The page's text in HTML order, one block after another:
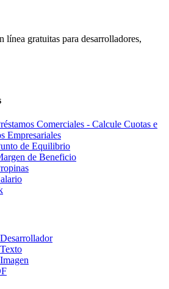
línea gratuitas para desarrolladores,
Comerciales - Calcule Cuotas e
Empresariales
de Equilibrio
de Beneficio